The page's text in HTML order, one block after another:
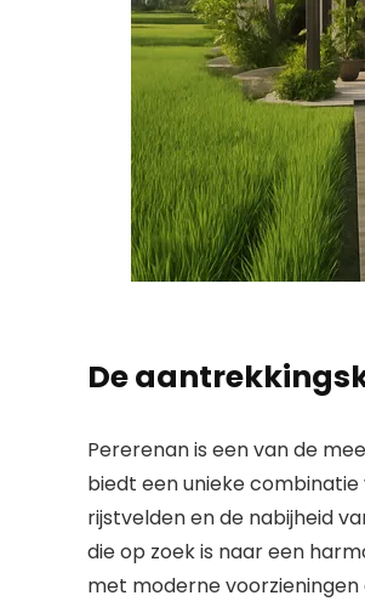
De
Pererenan is een van de
biedt een unieke combinatie
rijstvelden en de nabijheid
die op zoek is naar een
met moderne